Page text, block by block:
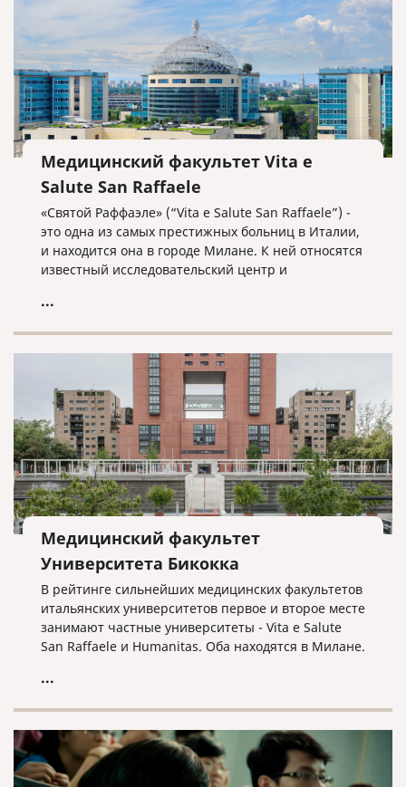
Медицинский факультет Vita e
Salute San Raffaele
«Святой Раффаэле» (“Vita e Salute San Raffaele”) -
это одна из самых престижных больниц в Италии,
и находится она в городе Милане. К ней относятся
известный исследовательский центр и
переводится как «Жизнь и Здоровье». В данном
университетов мира, и на 151-200 месте в
рейтинге медицинских университетов мира.
...
Медицинский факультет
Университета Бикокка
В рейтинге сильнейших медицинских факультетов
итальянских университетов первое и второе месте
занимают частные университеты - Vita e Salute
San Raffaele и Humanitas. Оба находятся в Милане.
иностранцев, потому что обучение проходит
...